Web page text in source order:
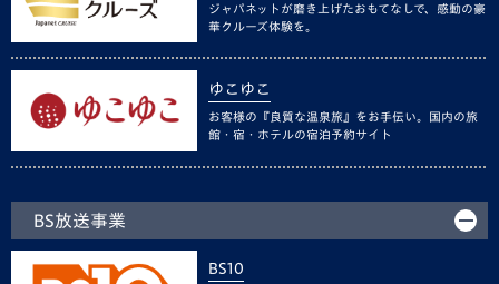
ジャパネットが磨き上げたおもてなしで、感動の豪
華クルーズ体験を。
ゆこゆこ
お客様の『良質な温泉旅』をお手伝い。国内の旅
館・宿・ホテルの宿泊予約サイト
BS放送事業
BS10